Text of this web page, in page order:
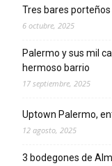
Tres bares
6 octubre, 2025
Palermo y sus mil
hermoso barrio
17 septiembre, 2025
Uptown Palermo,
12 agosto, 2025
3 bodegones de